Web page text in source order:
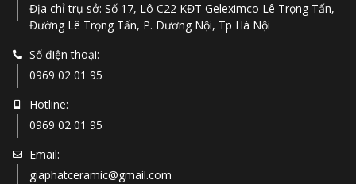
Địa chỉ trụ sở: Số 17, Lô C22 KĐT Geleximco Lê Trọng Tấn,
Đường Lê Trọng Tấn, P. Dương Nội, Tp Hà Nội
Số điện thoại:
0969 02 01 95
Hotline:
0969 02 01 95
Email:
giaphatceramic@gmail.com